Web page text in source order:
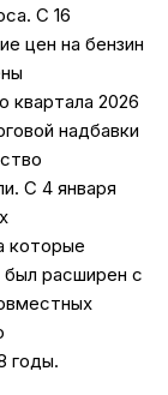
С 16
цен на бензин
квартала 2026
надбавки
С 4 января
которые
был расширен с
годы.